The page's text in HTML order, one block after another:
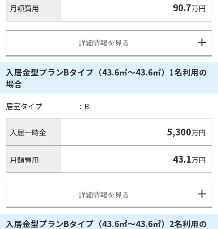
月額費用 90.7万円
詳細情報を見る
入居金型プランBタイプ（43.6㎡～43.6㎡）1名利用の
場合
居室タイプ : B
入居一時金 5,300万円
月額費用 43.1万円
詳細情報を見る
入居金型プランBタイプ（43.6㎡～43.6㎡）2名利用の